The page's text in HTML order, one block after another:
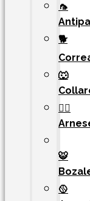
🦟
🐕
🐺
🐕‍🦺
🐯​
🥎